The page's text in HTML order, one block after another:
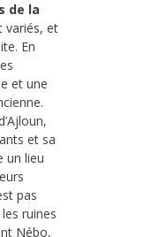
de la
variés, et
En
et une
et sa
un lieu
pas
ruines
Nébo,